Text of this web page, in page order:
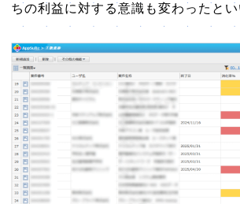
ちの利益に対する意識も変わったとい